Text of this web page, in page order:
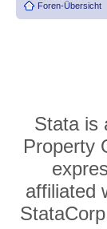
Foren-Übersicht
Stata is
Property
affiliated